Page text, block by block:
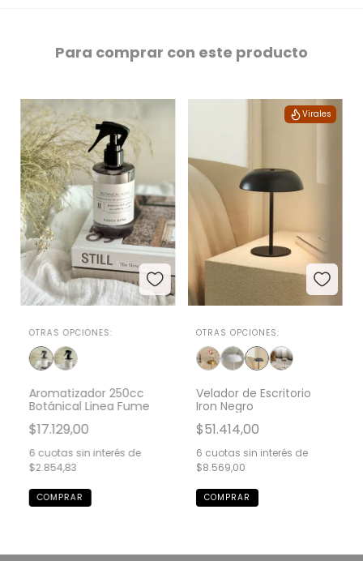
Para comprar con este producto
OTRAS OPCIONES:
Aromatizador 250cc
Botánical Linea Fume
$17.129,00
6 cuotas sin interés de
$2.854,83
Virales
OTRAS OPCIONES:
Velador de Escritorio
Iron Negro
$51.414,00
6 cuotas sin interés de
$8.569,00